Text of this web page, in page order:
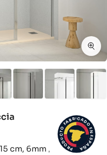
cm, 6mm ,
P
R
O
D
U
C
T
O
FABRICADO
E
N
E
S
P
A
Ñ
A